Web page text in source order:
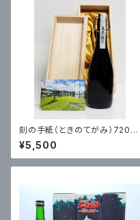
刻の手紙（ときのてがみ）720m
l 28度 ※数量限定品
¥5,500